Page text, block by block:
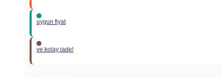
uygun fiyat
ve kolay iade!